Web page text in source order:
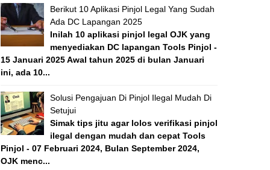
Berikut 10 Aplikasi Pinjol Legal Yang Sudah
Ada DC Lapangan 2025
Inilah 10 aplikasi pinjol legal OJK yang
menyediakan DC lapangan Tools Pinjol -
15 Januari 2025 Awal tahun 2025 di bulan Januari
ini, ada 10...
Solusi Pengajuan Di Pinjol Ilegal Mudah Di
Setujui
Simak tips jitu agar lolos verifikasi pinjol
ilegal dengan mudah dan cepat Tools
Pinjol - 07 Februari 2024, Bulan September 2024,
OJK menc...